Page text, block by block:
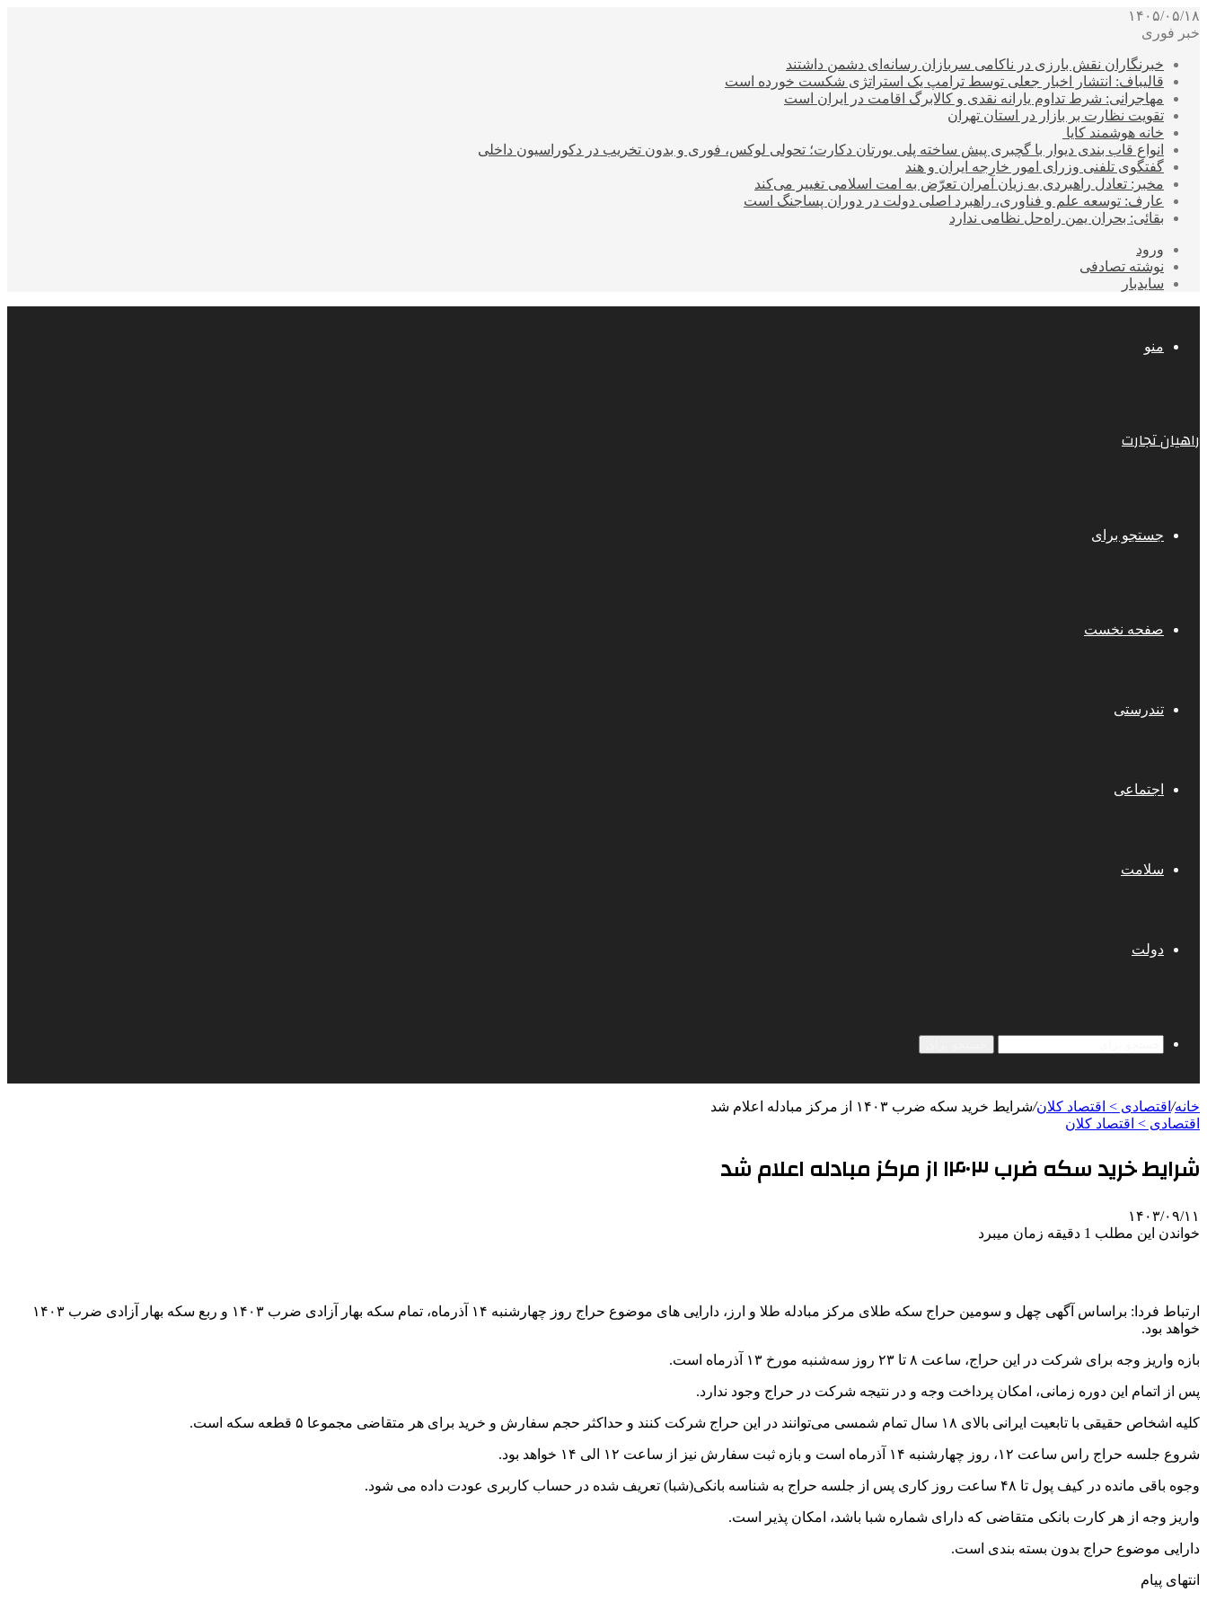
۱۴۰۵/۰۵/۱۸
خبر فوری
خبرنگاران نقش بارزی در ناکامی سربازان رسانه‌ای دشمن داشتند
قالیباف: انتشار اخبار جعلی توسط ترامپ یک استراتژی شکست خورده است
مهاجرانی: شرط تداوم یارانه نقدی و کالابرگ اقامت در ایران است
تقویت نظارت بر بازار در استان تهران
خانه هوشمند کایا
انواع قاب بندی دیوار با گچبری پیش ساخته پلی یورتان دکارت؛ تحولی لوکس، فوری و بدون تخریب در دکوراسیون داخلی
گفتگوی تلفنی وزرای امور خارجه ایران و هند
مخبر: تعادل راهبردی به زیان آمران تعرّض به امت اسلامی تغییر می‌کند
عارف: توسعه علم و فناوری، راهبرد اصلی دولت در دوران پساجنگ است
بقائی: بحران یمن راه‌حل نظامی ندارد
ورود
نوشته تصادفی
سایدبار
منو
راهیان تجارت
جستجو برای
صفحه نخست
تندرستی
اجتماعی
سلامت
دولت
خانه/ اقتصادی > اقتصاد کلان/شرایط خرید سکه ضرب ۱۴۰۳ از مرکز مبادله اعلام شد
اقتصادی > اقتصاد کلان
شرایط خرید سکه ضرب ۱۴۰۳ از مرکز مبادله اعلام شد
۱۴۰۳/۰۹/۱۱
خواندن این مطلب 1 دقیقه زمان میبرد
ارتباط فردا: براساس آگهی چهل و سومین حراج سکه طلای مرکز مبادله طلا و ارز، دارایی های موضوع حراج روز چهارشنبه ۱۴ آذرماه، تمام سکه بهار آزادی ضرب ۱۴۰۳ و ربع سکه بهار آزادی ضرب ۱۴۰۳
خواهد بود.
بازه واریز وجه برای شرکت در این حراج، ساعت ۸ تا ۲۳ روز سه‌شنبه مورخ ۱۳ آذرماه است.
پس از اتمام این دوره زمانی، امکان پرداخت وجه و در نتیجه شرکت در حراج وجود ندارد.
کلیه اشخاص حقیقی با تابعیت ایرانی بالای ۱۸ سال تمام شمسی می‌توانند در این حراج شرکت کنند و حداکثر حجم سفارش و خرید برای هر متقاضی مجموعا ۵ قطعه سکه است.
شروع جلسه حراج راس ساعت ۱۲، روز چهارشنبه ۱۴ آذرماه است و بازه ثبت سفارش نیز از ساعت ۱۲ الی ۱۴ خواهد بود.
وجوه باقی مانده در کیف پول تا ۴۸ ساعت روز کاری پس از جلسه حراج به شناسه بانکی(شبا) تعریف شده در حساب کاربری عودت داده می شود.
واریز وجه از هر کارت بانکی متقاضی که دارای شماره شبا باشد، امکان پذیر است.
دارایی موضوع حراج بدون بسته بندی است.
انتهای پیام